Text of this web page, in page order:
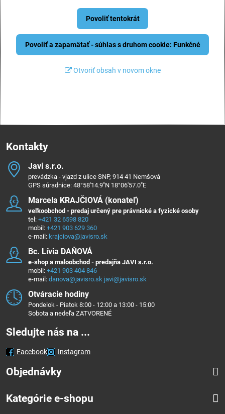
Povoliť tentokrát
Povoliť a zapamätať - súhlas s druhom cookie: Funkčné
Otvoriť obsah v novom okne
Kontakty
Javi s​.r​.o​.
prevádzka - vjazd z ulice SNP, 914 41 Nemšová
GPS súradnice: 48°58'14.9"N 18°06'57.0"E
Marcela KRAJČIOVÁ (konateľ)
veľkoobchod - predaj určený pre právnické a fyzické osoby
tel: +421 32 6598 820
mobil: +421 903 629 360
e-mail: krajciova@javisro.sk
Bc​. Lívia DAŇOVÁ
e-shop a maloobchod - predajňa JAVI s.r.o.
mobil: +421 903 404 846
e-mail: danova@javisro.sk javi@javisro.sk
Otváracie hodiny
Pondelok - Piatok 8:00 - 12:00 a 13:00 - 15:00
Sobota a nedeľa ZATVORENÉ
Sledujte nás na ...
Facebook Instagram
Objednávky
Kategórie e-shopu